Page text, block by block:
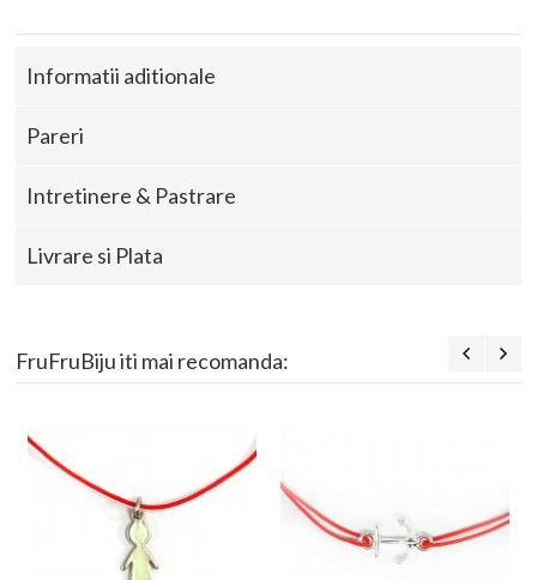
Informatii aditionale
Pareri
Intretinere & Pastrare
Livrare si Plata
FruFruBiju iti mai recomanda: